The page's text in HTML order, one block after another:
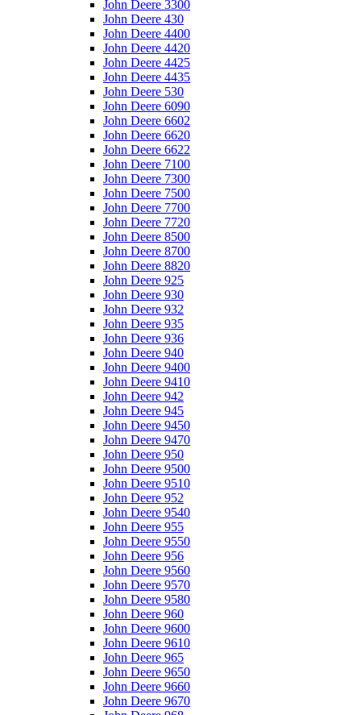
John Deere 3300
John Deere 430
John Deere 4400
John Deere 4420
John Deere 4425
John Deere 4435
John Deere 530
John Deere 6090
John Deere 6602
John Deere 6620
John Deere 6622
John Deere 7100
John Deere 7300
John Deere 7500
John Deere 7700
John Deere 7720
John Deere 8500
John Deere 8700
John Deere 8820
John Deere 925
John Deere 930
John Deere 932
John Deere 935
John Deere 936
John Deere 940
John Deere 9400
John Deere 9410
John Deere 942
John Deere 945
John Deere 9450
John Deere 9470
John Deere 950
John Deere 9500
John Deere 9510
John Deere 952
John Deere 9540
John Deere 955
John Deere 9550
John Deere 956
John Deere 9560
John Deere 9570
John Deere 9580
John Deere 960
John Deere 9600
John Deere 9610
John Deere 965
John Deere 9650
John Deere 9660
John Deere 9670